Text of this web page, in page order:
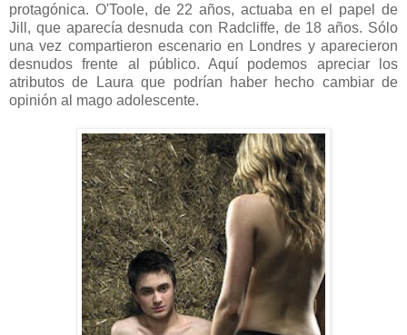
protagónica. O'Toole, de 22 años, actuaba en el papel de
Jill, que aparecía desnuda con Radcliffe, de 18 años. Sólo
una vez compartieron escenario en Londres y aparecieron
desnudos frente al público. Aquí podemos apreciar los
atributos de Laura que podrían haber hecho cambiar de
opinión al mago adolescente.